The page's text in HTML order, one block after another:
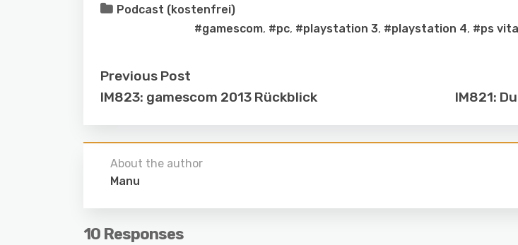
Podcast (kostenfrei)
#gamescom, #pc, #playstation 3, #playstation 4, #ps vita
Previous Post
IM823: gamescom 2013 Rückblick
IM821:
About the author
Manu
10 Responses